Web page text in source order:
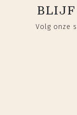
BLIJF
Volg onze